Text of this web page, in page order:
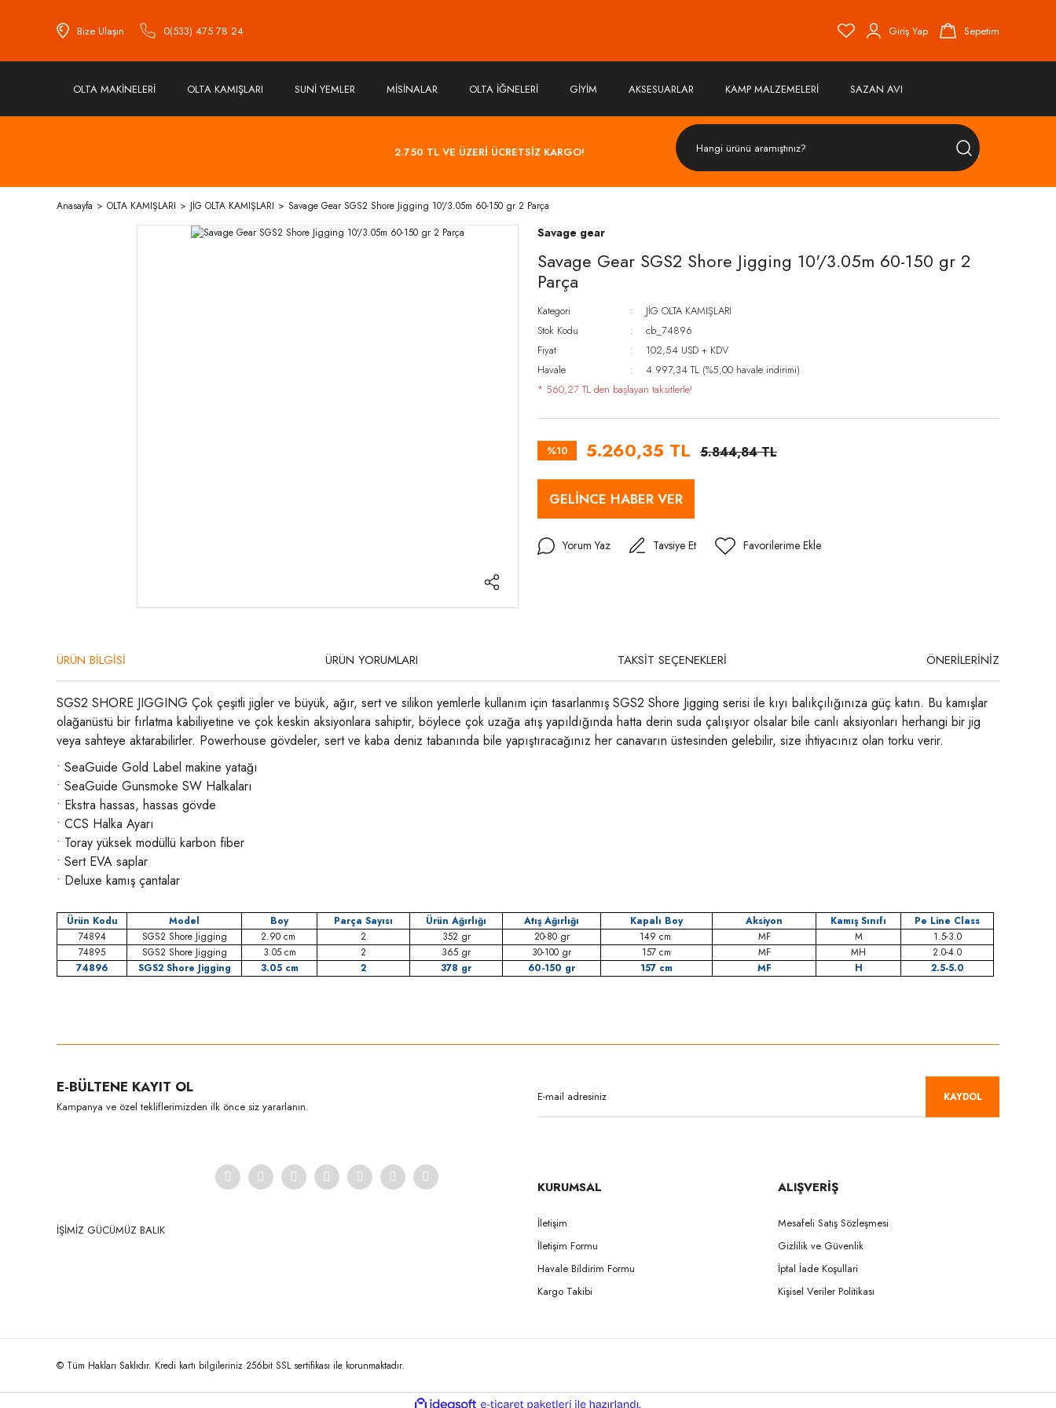
Bize Ulaşın 0(533) 475 78 24 Giriş Yap Sepetim
OLTA MAKİNELERİ OLTA KAMIŞLARI SUNİ YEMLER MİSİNALAR OLTA İĞNELERİ GİYİM AKSESUARLAR KAMP MALZEMELERİ SAZAN AVI
2.750 TL VE ÜZERİ ÜCRETSİZ KARGO!
ÜRÜN
Anasayfa OLTA KAMIŞLARI JİG OLTA KAMIŞLARI Savage Gear SGS2 Shore Jigging 10'/3.05m 60-150 gr 2 Parça
Savage gear
Savage Gear SGS2 Shore Jigging 10'/3.05m 60-150 gr 2
Parça
Kategori
JİG OLTA KAMIŞLARI
Stok Kodu
cb_74896
Fiyat
102,54 USD + KDV
Havale
4.997,34 TL (%5,00 havale indirimi)
* 560,27 TL den başlayan taksitlerle!
%10 5.260,35 TL 5.844,84 TL
GELİNCE HABER VER
Yorum Yaz Tavsiye Et
ÜRÜN BİLGİSİ ÜRÜN YORUMLARI TAKSİT SEÇENEKLERİ ÖNERİLERİNİZ
SGS2 SHORE JIGGING Çok çeşitli jigler ve büyük, ağır, sert ve silikon yemlerle kullanım için tasarlanmış SGS2 Shore Jigging serisi ile kıyı balıkçılığınıza güç katın. Bu kamışlar
olağanüstü bir fırlatma kabiliyetine ve çok keskin aksiyonlara sahiptir, böylece çok uzağa atış yapıldığında hatta derin suda çalışıyor olsalar bile canlı aksiyonları herhangi bir jig
veya sahteye aktarabilirler. Powerhouse gövdeler, sert ve kaba deniz tabanında bile yapıştıracağınız her canavarın üstesinden gelebilir, size ihtiyacınız olan torku verir.
• SeaGuide Gold Label makine yatağı
• SeaGuide Gunsmoke SW Halkaları
• Ekstra hassas, hassas gövde
• CCS Halka Ayarı
• Toray yüksek modüllü karbon fiber
• Sert EVA saplar
• Deluxe kamış çantalar
Ürün Kodu Model Boy Parça Sayısı Ürün Ağırlığı Atış Ağırlığı Kapalı Boy Aksiyon Kamış Sınıfı
Pe Line Class
74894
SGS2 Shore Jigging 2.90 cm 2 352 gr 20-80 gr 149 cm MF M
1.5-3.0
74895
SGS2 Shore Jigging 3.05 cm 2 365 gr 30-100 gr 157 cm MF MH
2.0-4.0
74896
SGS2 Shore Jigging 3.05 cm 2 378 gr 60-150 gr 157 cm MF H 2.5-5.0
Ürün açıklamasında eksik bilgiler bulunuyor.
Ürün bilgilerinde hatalar bulunuyor.
E-BÜLTENE KAYIT OL
Kampanya ve özel tekliflerimizden ilk önce siz yararlanın.
KAYDOL
İŞİMİZ GÜCÜMÜZ BALIK
KURUMSAL
İletişim
İletişim Formu
Havale Bildirim Formu
Kargo Takibi
ALIŞVERİŞ
Mesafeli Satış Sözleşmesi
Gizlilik ve Güvenlik
İptal İade Koşullari
Kişisel Veriler Politikası
© Tüm Hakları Saklıdır. Kredi kartı bilgileriniz 256bit SSL sertifikası ile korunmaktadır.
ideasoft e-